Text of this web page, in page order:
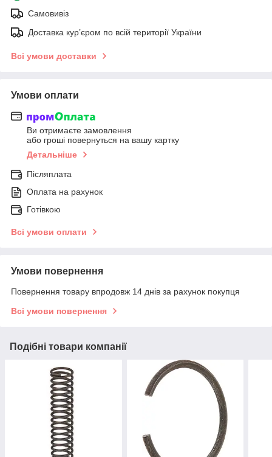
Самовивіз
Доставка кур’єром по всій території України
Всі умови доставки
Умови оплати
Ви отримаєте замовлення
або гроші повернуться на вашу картку
Детальніше
Післяплата
Оплата на рахунок
Готівкою
Всі умови оплати
Умови повернення
Повернення товару впродовж 14 днів за рахунок покупця
Всі умови повернення
Подібні товари компанії